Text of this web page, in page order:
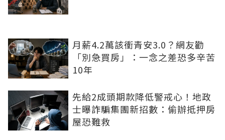
月薪4.2萬該衝青安3.0？網友勸
「別急買房」：一念之差恐多辛苦
10年
先給2成頭期款降低警戒心！地政
士曝詐騙集團新招數：偷辦抵押房
屋恐難救